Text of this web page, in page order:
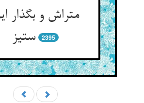
متراش و بگذار
ستیز
2395